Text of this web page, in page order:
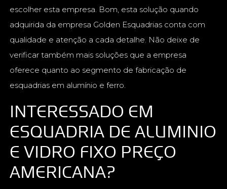
escolher esta empresa. Bom, esta solução quando
adquirida da empresa Golden Esquadrias conta com
qualidade e atenção a cada detalhe. Não deixe de
verificar também mais soluções que a empresa
oferece quanto ao segmento de fabricação de
esquadrias em alumínio e ferro.
INTERESSADO EM
ESQUADRIA DE ALUMINIO
E VIDRO FIXO PREÇO
AMERICANA?